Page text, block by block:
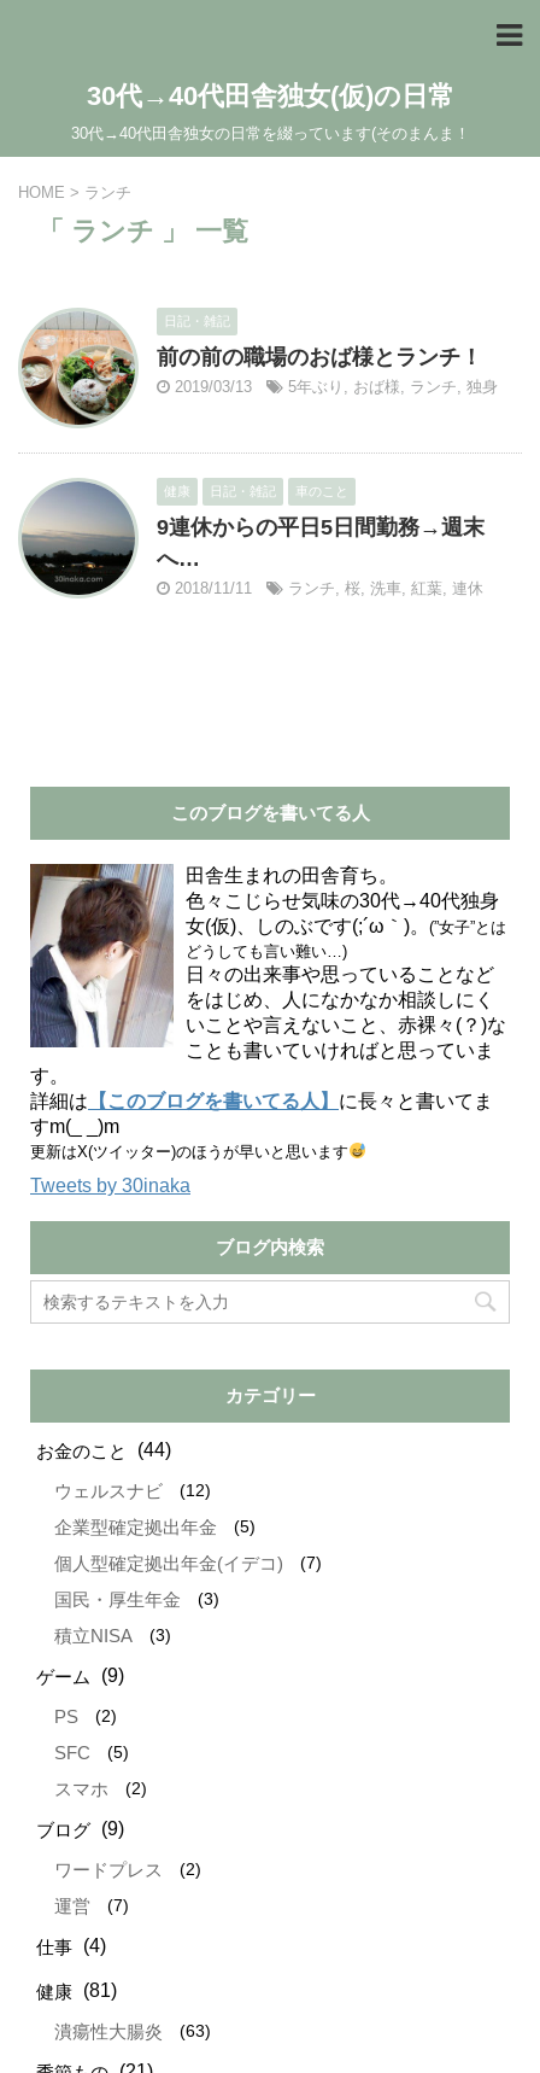
30代→40代田舎独女(仮)の日常
30代→40代田舎独女の日常を綴っています(そのまんま！
HOME > ランチ
「 ランチ 」 一覧
日記・雑記
前の前の職場のおば様とランチ！
2019/03/13 5年ぶり , おば様, ランチ, 独身
健康 日記・雑記 車のこと
9連休からの平日5日間勤務→週末
へ…
2018/11/11 ランチ, 桜, 洗車, 紅葉, 連休
このブログを書いてる人
田舎生まれの田舎育ち。
色々こじらせ気味の30代→40代独身
女(仮)、しのぶです(;´ω｀)。(”女子”とは
どうしても言い難い…)
日々の出来事や思っていることなど
をはじめ、人になかなか相談しにく
いことや言えないこと、赤裸々(？)な
ことも書いていければと思っていま
す。
詳細は 【このブログを書いてる人】 に長々と書いてま
すm(_ _)m
更新はX(ツイッター)のほうが早いと思います
Tweets by 30inaka
ブログ内検索
カテゴリー
お金のこと (44)
ウェルスナビ (12)
企業型確定拠出年金 (5)
個人型確定拠出年金(イデコ) (7)
国民・厚生年金 (3)
積立NISA (3)
ゲーム (9)
PS (2)
SFC (5)
スマホ (2)
ブログ (9)
ワードプレス (2)
運営 (7)
仕事 (4)
健康 (81)
潰瘍性大腸炎 (63)